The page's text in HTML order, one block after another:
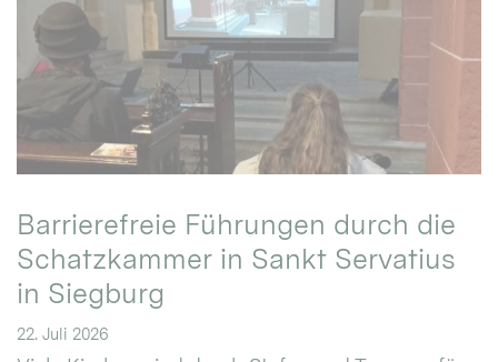
Barrierefreie Führungen durch die
Schatzkammer in Sankt Servatius
in Siegburg
22. Juli 2026